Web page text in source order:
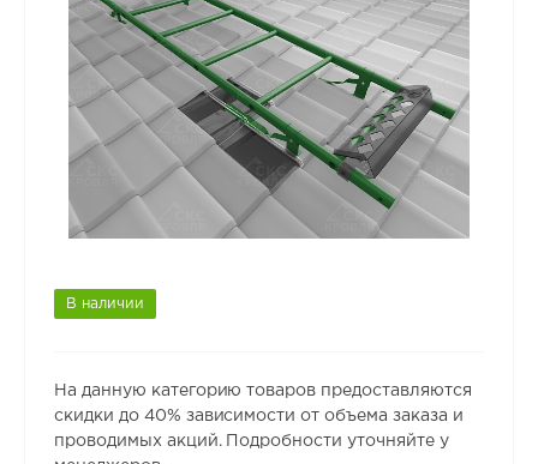
В наличии
На данную категорию товаров предоставляются
скидки до 40% зависимости от объема заказа и
проводимых акций. Подробности уточняйте у